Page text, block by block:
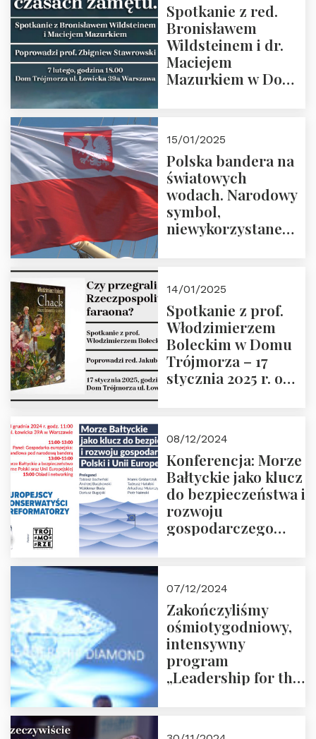
Spotkanie z red.
Bronisławem
Wildsteinem i dr.
Maciejem
Mazurkiem w Domu
Prowadzi prof.
Zbigniew
Stawrowski
15/01/2025
Polska bandera na
światowych
wodach. Narodowy
symbol,
niewykorzystane
14/01/2025
Spotkanie z prof.
Włodzimierzem
Boleckim w Domu
Trójmorza – 17
stycznia 2025 r. o
08/12/2024
Konferencja: Morze
Bałtyckie jako klucz
do bezpieczeństwa i
rozwoju
gospodarczego
ZAPRASZAMY
07/12/2024
Zakończyliśmy
ośmiotygodniowy,
intensywny
program
„Leadership for the